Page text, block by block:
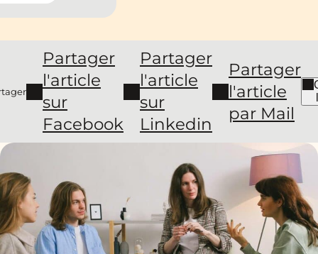
Partager
l'article
sur
Facebook
Partager
l'article
sur
Linkedin
Partager
l'article
par Mail